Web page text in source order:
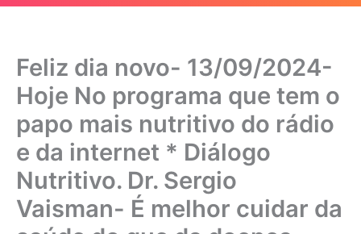
Feliz dia novo- 13/09/2024-
Hoje No programa que tem o
papo mais nutritivo do rádio
e da internet * Diálogo
Nutritivo. Dr. Sergio
Vaisman- É melhor cuidar da